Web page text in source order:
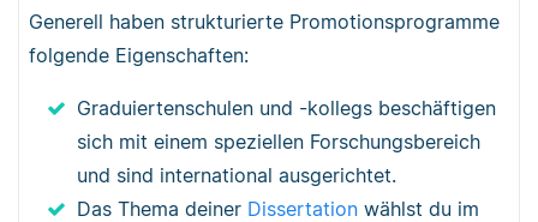
Generell haben strukturierte Promotionsprogramme
folgende Eigenschaften:
Graduiertenschulen und -kollegs beschäftigen
sich mit einem speziellen Forschungsbereich
und sind international ausgerichtet.
Das Thema deiner Dissertation wählst du im